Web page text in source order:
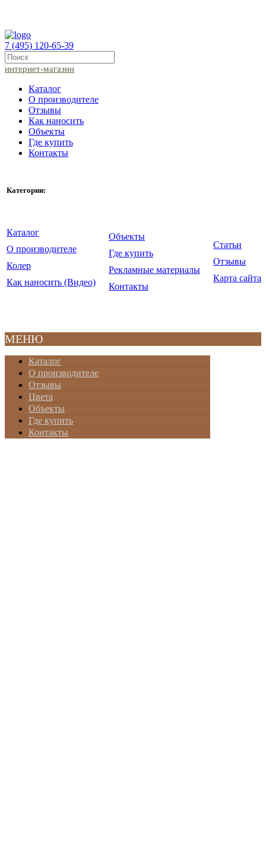
7 (495) 120-65-39
интернет-магазин
Каталог
О производителе
Отзывы
Как наносить
Объекты
Где купить
Контакты
Категории:
Каталог
О производителе
Колер
Как наносить (Видео)
Объекты
Где купить
Рекламные материалы
Контакты
Статьи
Отзывы
Карта сайта
МЕНЮ
Каталог
О производителе
Отзывы
Цвета
Объекты
Где купить
Контакты